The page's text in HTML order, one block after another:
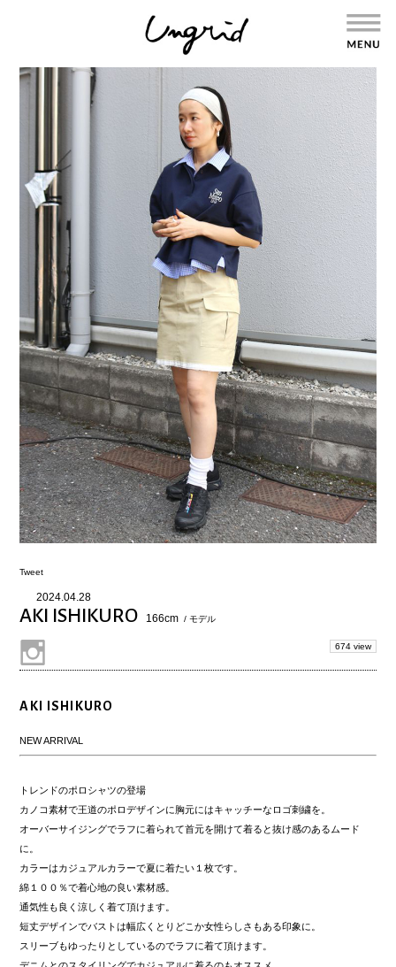
Tweet
2024.04.28
AKI ISHIKURO 166cm / モデル
674 view
AKI ISHIKURO
NEW ARRIVAL
トレンドのポロシャツの登場
カノコ素材で王道のポロデザインに胸元にはキャッチーなロゴ刺繍を。
オーバーサイジングでラフに着られて首元を開けて着ると抜け感のあるムード
に。
カラーはカジュアルカラーで夏に着たい１枚です。
綿１００％で着心地の良い素材感。
通気性も良く涼しく着て頂けます。
短丈デザインでバストは幅広くとりどこか女性らしさもある印象に。
スリーブもゆったりとしているのでラフに着て頂けます。